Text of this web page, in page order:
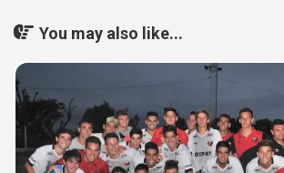
You may also like...